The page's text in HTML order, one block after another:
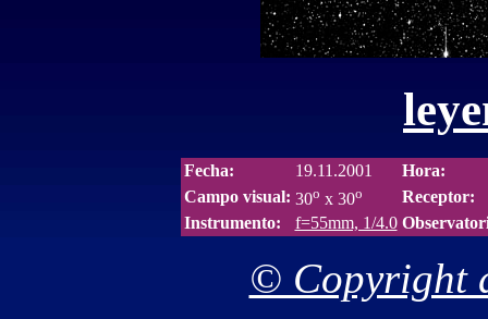
Fecha: 19.11.2001
Hora:
Campo visual: 30o x 30o
Receptor:
Instrumento:
f=55mm, 1/4.0
© Copyright